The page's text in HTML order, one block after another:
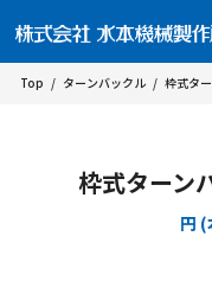
Top / ターンバックル / 枠式タ
枠式ターン
円 (